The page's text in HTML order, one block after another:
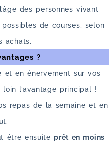
des personnes vivant
de courses, selon
achats.
?
et en énervement sur vos
l’avantage principal !
repas de la semaine et en
être ensuiteprêt en moins